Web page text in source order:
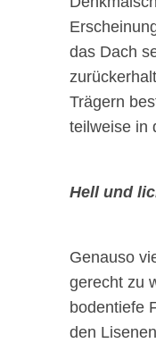
das Dach
Trägern
teilweise in
Hell und
Genauso
gerecht zu
bodentiefe
den